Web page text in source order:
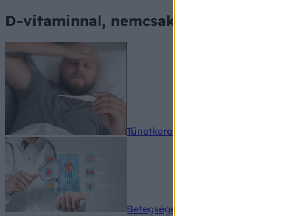
D-vitaminnal, nemcsak a csontokért!
Tünetkereső
Betegségek A-Z